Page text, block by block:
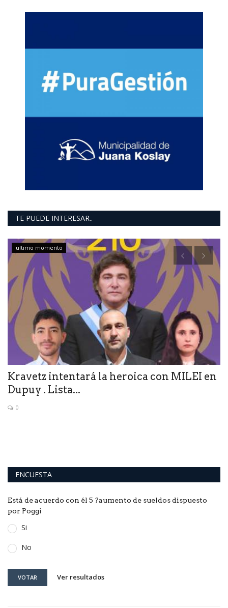
TE PUEDE INTERESAR..
ultimo momento
Kravetz intentará la heroica con MILEI en
Dupuy . Lista...
0
ENCUESTA
Está de acuerdo con él 5 ?aumento de sueldos dispuesto
por Poggi
Si
No
VOTAR Ver resultados